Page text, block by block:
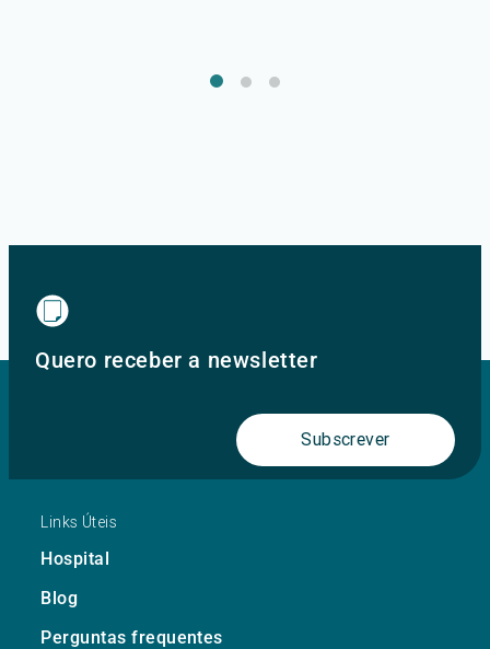
Quero receber a newsletter
Subscrever
Links Úteis
Hospital
Blog
Perguntas frequentes